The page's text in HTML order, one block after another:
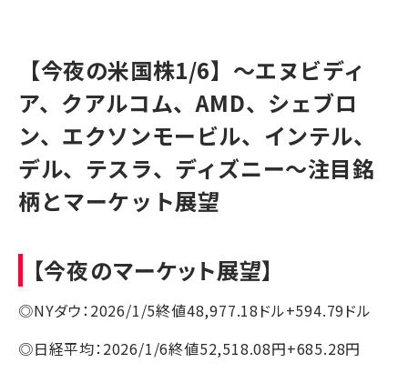
【今夜の米国株1/6】～エヌビディ
ア、クアルコム、AMD、シェブロ
ン、エクソンモービル、インテル、
デル、テスラ、ディズニー～注目銘
柄とマーケット展望
【今夜のマーケット展望】
◎NYダウ：2026/1/5終値48,977.18ドル+594.79ドル
◎日経平均：2026/1/6終値52,518.08円+685.28円